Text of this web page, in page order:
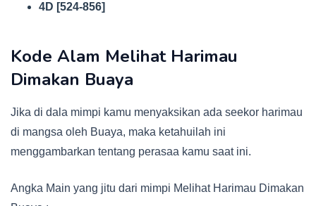
4D [524-856]
Kode Alam Melihat Harimau
Dimakan Buaya
Jika di dala mimpi kamu menyaksikan ada seekor harimau
di mangsa oleh Buaya, maka ketahuilah ini
menggambarkan tentang perasaa kamu saat ini.
Angka Main yang jitu dari mimpi Melihat Harimau Dimakan